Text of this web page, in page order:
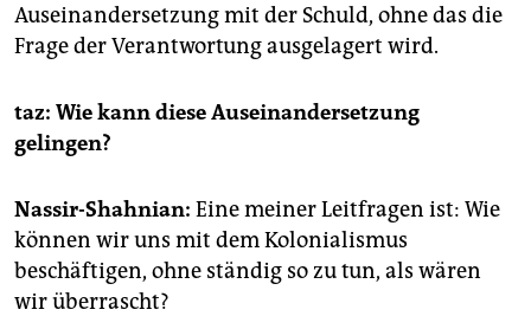
Auseinandersetzung mit der Schuld, ohne das die
Frage der Verantwortung ausgelagert wird.
taz: Wie kann diese Auseinandersetzung
gelingen?
Nassir-Shahnian: Eine meiner Leitfragen ist: Wie
können wir uns mit dem Kolonialismus
beschäftigen, ohne ständig so zu tun, als wären
wir überrascht?